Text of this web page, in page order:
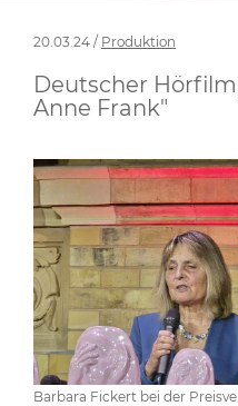
20.03.24 / Produktion
Deutscher
Anne Frank"
Barbara Fickert bei der